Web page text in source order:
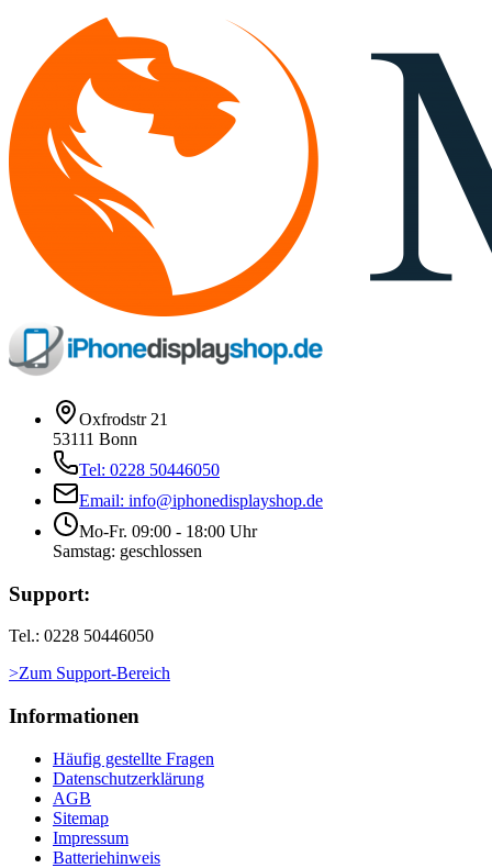
Oxfrodstr 21
53111 Bonn
Tel: 0228 50446050
Email: info@iphonedisplayshop.de
Mo-Fr. 09:00 - 18:00 Uhr
Samstag: geschlossen
Support:
Tel.: 0228 50446050
>Zum Support-Bereich
Informationen
Häufig gestellte Fragen
Datenschutzerklärung
AGB
Sitemap
Impressum
Batteriehinweis